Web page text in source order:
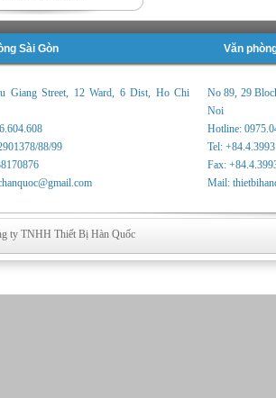
Sài Gòn Văn
Giang Street, 12 Ward, 6 Dist, Ho Chi
88/99
No 89, 29
Noi
Hotline:
Tel:
Fax:
Mail:
ty TNHH Thiết Bị Hàn Quốc